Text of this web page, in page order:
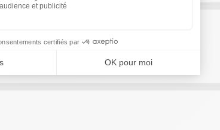
nouveaux records !